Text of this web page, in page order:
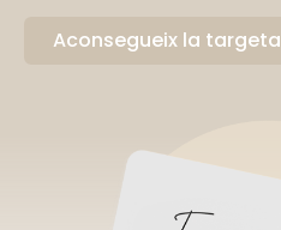
Aconsegueix la targeta